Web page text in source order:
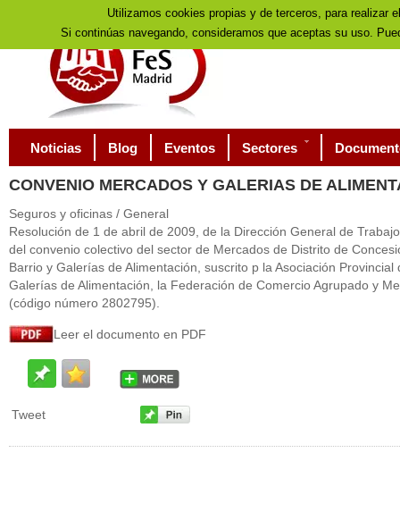
Noticias Blog Eventos Sectores
CONVENIO MERCADOS Y GALERIAS DE
Seguros y oficinas / General
Resolución de 1 de abril de 2009, de la Dirección General de
del convenio colectivo del sector de Mercados de Distrito de
Barrio y Galerías de Alimentación, suscrito p la Asociación
Galerías de Alimentación, la Federación de Comercio Agrupado y
(código número 2802795).
Leer el documento en PDF
Tweet
Utilizamos cookies propias y de terceros, para realizar
Si continúas navegando, consideramos que aceptas su uso.